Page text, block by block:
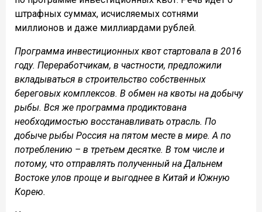
штрафных суммах, исчисляемых сотнями
миллионов и даже миллиардами рублей.
Программа инвестиционных квот стартовала в 2016
году. Переработчикам, в частности, предложили
вкладываться в строительство собственных
береговых комплексов. В обмен на квоты на добычу
рыбы. Вся же программа продиктована
необходимостью восстанавливать отрасль. По
добыче рыбы Россия на пятом месте в мире. А по
потреблению – в третьем десятке. В том числе и
потому, что отправлять полученный на Дальнем
Востоке улов проще и выгоднее в Китай и Южную
Корею.